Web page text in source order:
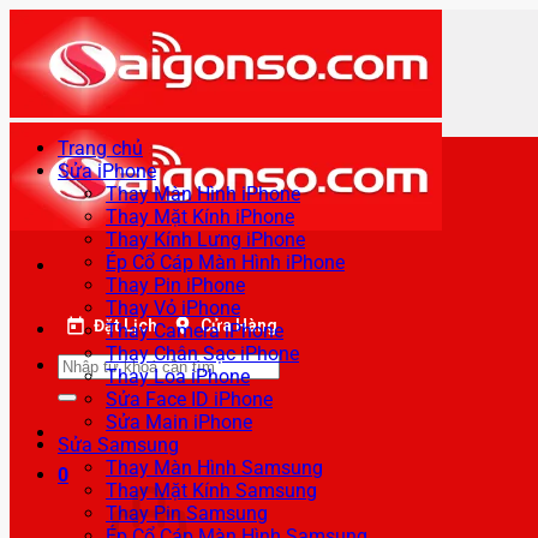
qua
nội
dung
Đặt Lịch Cửa Hàng
Tìm
kiếm:
0
Trang chủ
Sửa iPhone
Thay Màn Hình iPhone
Thay Mặt Kính iPhone
Thay Kính Lưng iPhone
Ép Cổ Cáp Màn Hình iPhone
Thay Pin iPhone
Thay Vỏ iPhone
Thay Camera iPhone
Thay Chân Sạc iPhone
Thay Loa iPhone
Sửa Face ID iPhone
Sửa Main iPhone
Sửa Samsung
Thay Màn Hình Samsung
Thay Mặt Kính Samsung
Thay Pin Samsung